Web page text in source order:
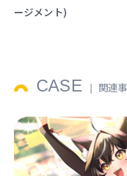
ージメント)
CASE 関連